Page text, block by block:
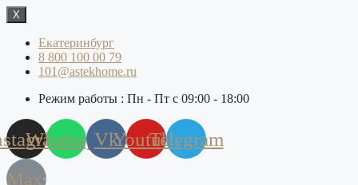
X
Екатеринбург
8 800 100 00 79
101@astekhome.ru
Режим работы : Пн - Пт с 09:00 - 18:00
WhatsappVkYoutubeTelegram
Max